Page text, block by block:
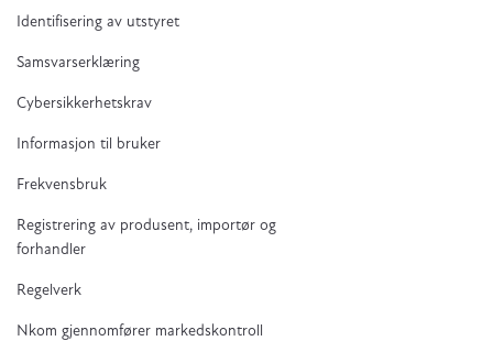
Identifisering av utstyret
Samsvarserklæring
Cybersikkerhetskrav
Informasjon til bruker
Frekvensbruk
Registrering av produsent, importør og
forhandler
Regelverk
Nkom gjennomfører markedskontroll